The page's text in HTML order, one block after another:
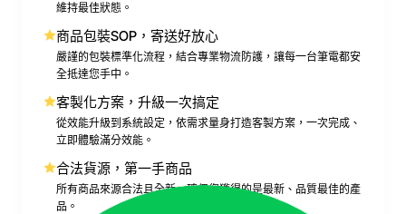
維持最佳狀態。
商品包裝SOP，寄送好放心
嚴謹的包裝標準化流程，結合專業物流防護，讓每一台筆電都安
全抵達您手中。
客製化方案，升級一次搞定
從效能升級到系統設定，依需求量身打造客製方案，一次完成、
立即體驗滿分效能。
合法貨源，第一手商品
所有商品來源合法且全新，確保您獲得的是最新、品質最佳的產
品。